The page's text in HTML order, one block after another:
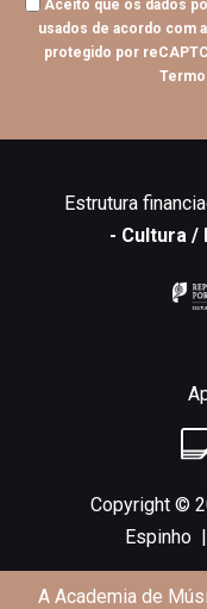
A Academia de
Aceito que os dados
usados de acordo com a
protegido por
Estrutura
- Cultura /
Copyright ©
Espinho |